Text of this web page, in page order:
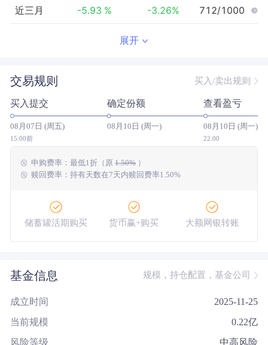
近三月 -5.93 % -3.26% 712/1000
近三年 --/--
近五年 -- 0.00% --/--
今年以来 849/943
成立以来 1.51 %
展开
交易规则 买入/卖出规则
买入提交
08月07日 (周五)
15:00前
确定份额
08月10日 (周一)
查看盈亏
08月10日 (周一)
22:00
申购费率： 最低1折（原 1.50%）
赎回费率：持有天数在7天内赎回费率1.50%
储蓄罐活期购买 货币赢+购买 大额网银转账
基金信息 规模，持仓配置，基金公司
成立时间 2025-11-25
当前规模 0.22亿
风险等级 中高风险